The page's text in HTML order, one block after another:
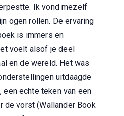
Ik vond mezelf
ogen rollen. De ervaring
is immers en
voelt alsof je deel
en de wereld. Het was
uitdaagde
een echte teken van een
de vorst (Wallander Book